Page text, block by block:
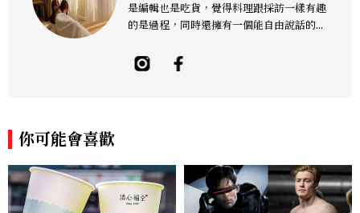
是編輯也是吃貨，覺得料理跟採訪一樣有趣
的是過程，同時還擁有一個能自由說話的地
誌與數位平台，主要企劃與撰寫美食、美
酒、設計與旅遊文化，作品有風格空間、主
你可能會喜歡